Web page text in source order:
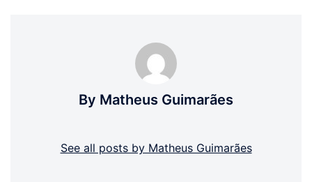
By Matheus Guimarães
See all posts by Matheus Guimarães